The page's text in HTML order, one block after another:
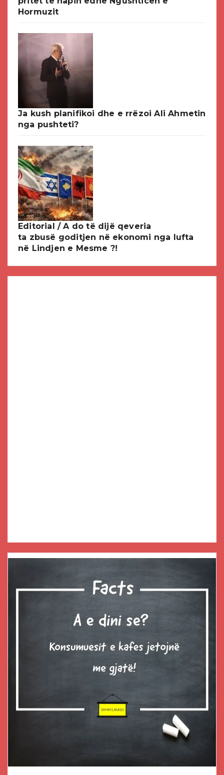
Hormuzit
Ja kush planifikoi dhe e rrëzoi Ali Ahmetin
nga pushteti?
Editorial / A do të dijë qeveria
ta zbusë goditjen në ekonomi nga lufta
në Lindjen e Mesme ?!